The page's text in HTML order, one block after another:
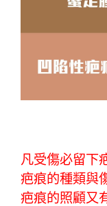
凡受傷必留下
疤痕的種類與
疤痕的照顧又